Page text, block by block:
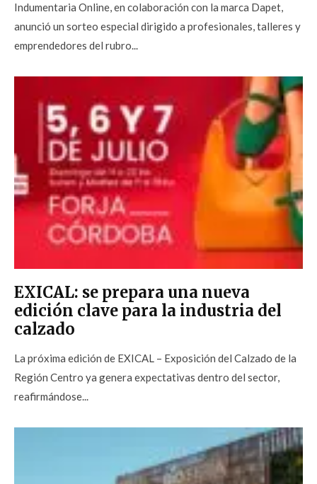
Indumentaria Online, en colaboración con la marca Dapet,
anunció un sorteo especial dirigido a profesionales, talleres y
emprendedores del rubro...
EXICAL: se prepara una nueva
edición clave para la industria del
calzado
La próxima edición de EXICAL – Exposición del Calzado de la
Región Centro ya genera expectativas dentro del sector,
reafirmándose...